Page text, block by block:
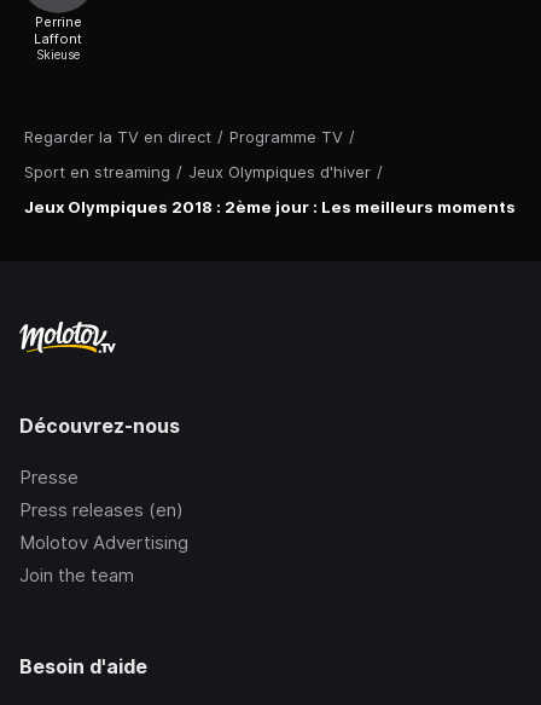
Regarder la TV en direct / Programme TV /
Sport en streaming / Jeux Olympiques d'hiver /
Jeux Olympiques 2018 : 2ème jour : Les meilleurs moments
Perrine
Laffont
Skieuse
Découvrez-nous
Presse
Press releases (en)
Molotov Advertising
Join the team
Besoin d'aide